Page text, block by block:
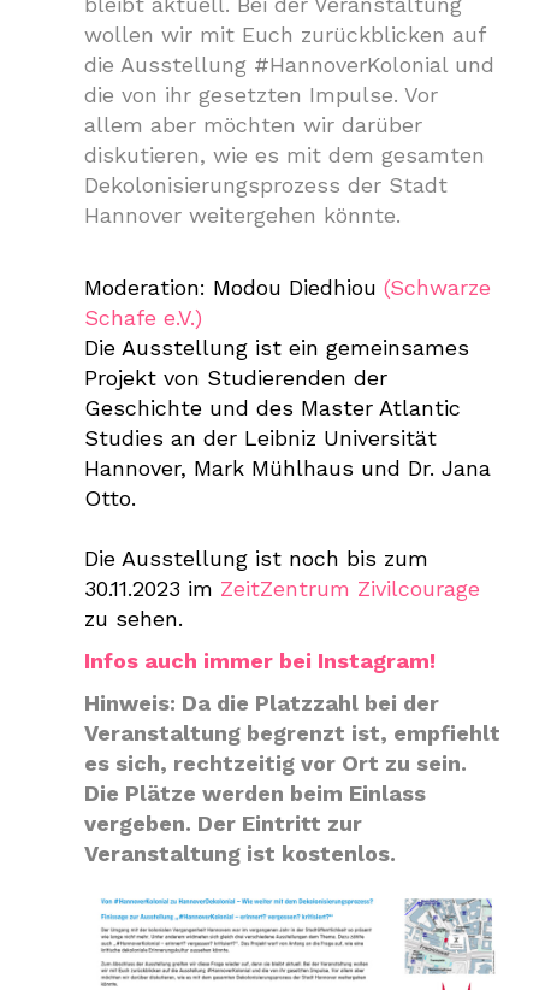
wollen wir mit Euch zurückblicken auf
die Ausstellung #HannoverKolonial und
die von ihr gesetzten Impulse. Vor
allem aber möchten wir darüber
diskutieren, wie es mit dem gesamten
Dekolonisierungsprozess der Stadt
Hannover weitergehen könnte.
Moderation: Modou Diedhiou (Schwarze
Schafe e.V.)
Die Ausstellung ist ein gemeinsames
Projekt von Studierenden der
Geschichte und des Master Atlantic
Studies an der Leibniz Universität
Hannover, Mark Mühlhaus und Dr. Jana
Otto.
Die Ausstellung ist noch bis zum
30.11.2023 im ZeitZentrum Zivilcourage
zu sehen.
Infos auch immer bei Instagram!
Hinweis: Da die Platzzahl bei der
Veranstaltung begrenzt ist, empfiehlt
es sich, rechtzeitig vor Ort zu sein.
Die Plätze werden beim Einlass
vergeben. Der Eintritt zur
Veranstaltung ist kostenlos.